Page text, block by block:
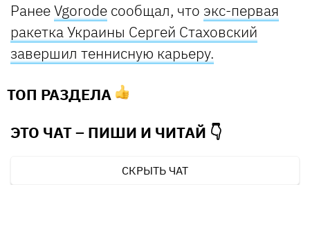
РанееVgorode сообщал, что экс-первая
ракетка Украины Сергей Стаховский
завершил теннисную карьеру.
ТОП РАЗДЕЛА
ЭТО ЧАТ – ПИШИ И ЧИТАЙ 👇
СКРЫТЬ ЧАТ